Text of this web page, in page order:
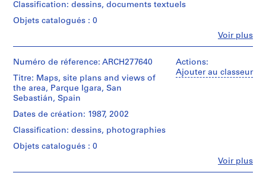
V
a
l
e
a
s
M
a
d
i
Abalos
&
Herreros
creator)
File's
title:
Parque
Igara
Contains
as
three
Voir plus
Classification: dessins, documents textuels
Objets catalogués : 0
institutions:
&
Herreros
(architectural
firm)
&
Herreros
(archive
Actions:
Ajouter au classeur
Voir plus
Numéro de réference: ARCH277640
Titre: Maps, site plans and views of
the area, Parque Igara, San
Sebastián, Spain
Dates de création: 1987, 2002
Classification: dessins, photographies
Objets catalogués : 0